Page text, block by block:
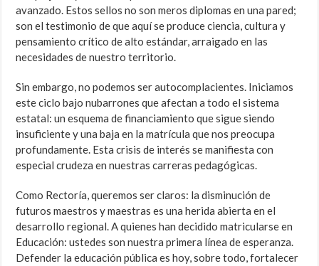
avanzado. Estos sellos no son meros diplomas en una pared;
son el testimonio de que aquí se produce ciencia, cultura y
pensamiento crítico de alto estándar, arraigado en las
necesidades de nuestro territorio.
Sin embargo, no podemos ser autocomplacientes. Iniciamos
este ciclo bajo nubarrones que afectan a todo el sistema
estatal: un esquema de financiamiento que sigue siendo
insuficiente y una baja en la matrícula que nos preocupa
profundamente. Esta crisis de interés se manifiesta con
especial crudeza en nuestras carreras pedagógicas.
Como Rectoría, queremos ser claros: la disminución de
futuros maestros y maestras es una herida abierta en el
desarrollo regional. A quienes han decidido matricularse en
Educación: ustedes son nuestra primera línea de esperanza.
Defender la educación pública es hoy, sobre todo, fortalecer